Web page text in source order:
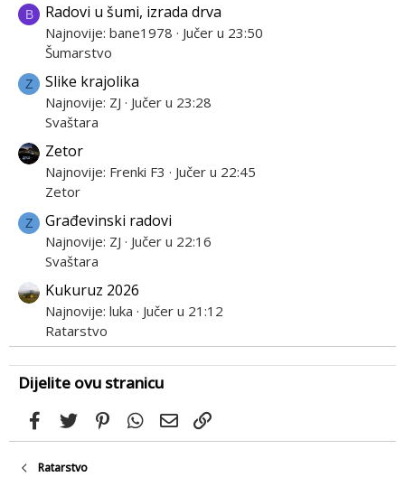
B Radovi u šumi, izrada drva
Najnovije: bane1978
Jučer u 23:50
Šumarstvo
Z Slike krajolika
Najnovije: ZJ
Jučer u 23:28
Svaštara
Zetor
Najnovije: Frenki F3
Jučer u 22:45
Zetor
Z Građevinski radovi
Najnovije: ZJ
Jučer u 22:16
Svaštara
Kukuruz 2026
Najnovije: luka
Jučer u 21:12
Ratarstvo
Dijelite ovu stranicu
FacebookTwitterPinterestWhatsApp
Email
Ratarstvo